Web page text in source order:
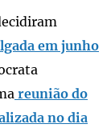
em junho
reunião do
no dia